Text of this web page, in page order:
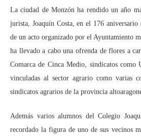
La ciudad de Monzón ha rendido un año
jurista, Joaquín Costa, en el 176 aniversario
de un acto organizado por el Ayuntamiento
ha llevado a cabo una ofrenda de flores a
Comarca de Cinca Medio, sindicatos como
vinculadas al sector agrario como varias
sindicatos agrarios de la provincia
Además varios alumnos del Colegio
recordado la figura de uno de sus vecinos